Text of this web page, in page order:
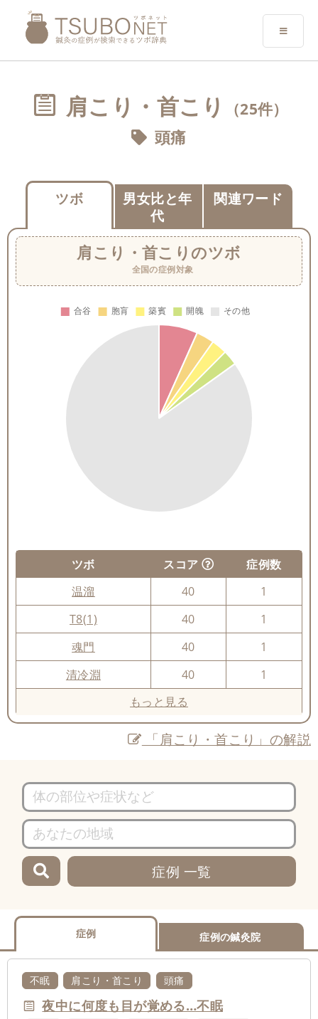
肩こり・首こり
（25件）
頭痛
ツボ
男女比と年
代
関連ワード
肩こり・首こり のツボ
全国の症例対象
ツボ スコア
症例数
温溜
40
1
T8(1)
40
1
魂門
40
1
清冷淵
40
1
もっと見る
「肩こり・首こり」の解説
症例 一覧
症例 症例の鍼灸院
不眠 肩こり・首こり 頭痛
夜中に何度も目が覚める…不眠